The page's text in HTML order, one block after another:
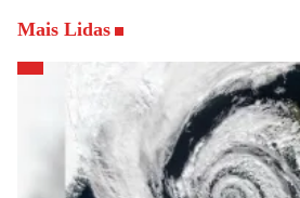
Mais Lidas